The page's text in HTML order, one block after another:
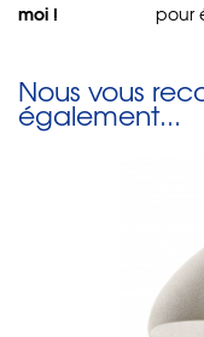
moi !
pour
Nous vous
également...